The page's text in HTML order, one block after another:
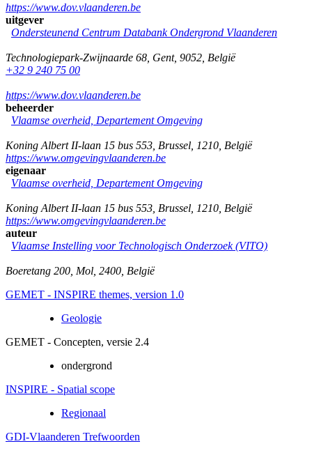
https://www.dov.vlaanderen.be
uitgever
Ondersteunend Centrum Databank Ondergrond Vlaanderen
Technologiepark-Zwijnaarde 68 Gent, 9052 België
+32 9 240 75 00
https://www.dov.vlaanderen.be
beheerder
Vlaamse overheid, Departement Omgeving
Koning Albert II-laan 15 bus 553 Brussel 1210 België
https://www.omgevingvlaanderen.be
eigenaar
Vlaamse overheid, Departement Omgeving
Koning Albert II-laan 15 bus 553 Brussel 1210 België
https://www.omgevingvlaanderen.be
auteur
Vlaamse Instelling voor Technologisch Onderzoek (VITO)
Boeretang 200 Mol 2400 België
GEMET - INSPIRE themes, version 1.0
Geologie
GEMET - Concepten, versie 2.4
ondergrond
INSPIRE - Spatial scope
Regionaal
GDI-Vlaanderen Trefwoorden